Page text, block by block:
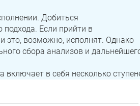
Добиться
Если прийти в
это, возможно, исполнят. Однако
сбора анализов и
в себя несколько